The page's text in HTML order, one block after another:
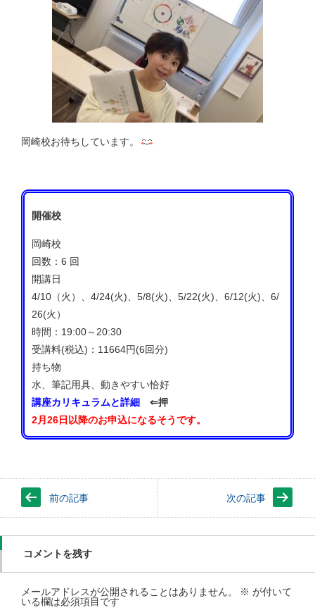
岡崎校お待ちしています。
開催校
岡崎校
回数：6 回
開講日
4/10（火）、4/24(火)、5/8(火)、5/22(火)、6/12(火)、6/
26(火）
時間：19:00～20:30
受講料(税込)：11664円(6回分)
持ち物
水、筆記用具、動きやすい恰好
講座カリキュラムと詳細
⇐押
2月26日以降のお申込になるそうです。
前の記事 次の記事
コメントを残す
メールアドレスが公開されることはありません。 ※ が付いて
いる欄は必須項目です